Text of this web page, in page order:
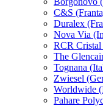
C&S
Duralex
Nova Via
RCR
The
Tognana
Zwiesel
Worldwide
Pahare